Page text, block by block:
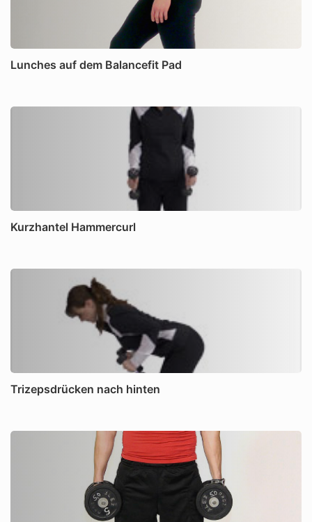
Lunches auf dem Balancefit Pad
Kurzhantel Hammercurl
Trizepsdrücken nach hinten